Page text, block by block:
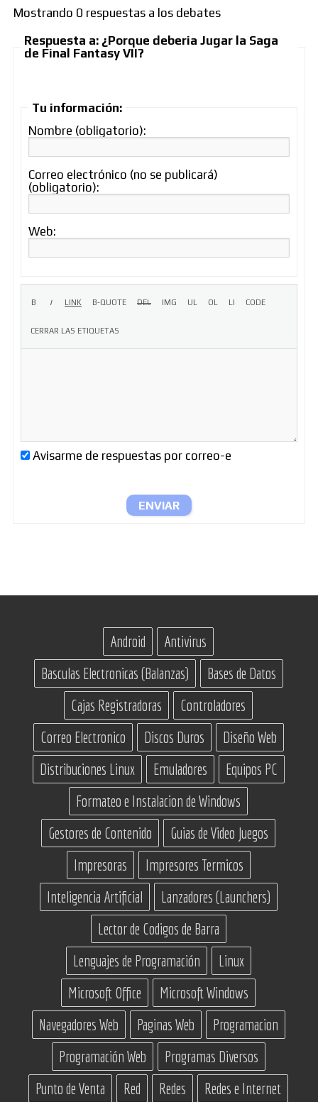
Mostrando 0 respuestas a los debates
Respuesta a: ¿Porque deberia Jugar la Saga
de Final Fantasy VII?
Tu información:
Nombre (obligatorio):
Correo electrónico (no se publicará)
(obligatorio):
Web:
Avisarme de respuestas por correo-e
ENVIAR
Android
Antivirus
Basculas Electronicas (Balanzas)
Bases de Datos
Cajas Registradoras
Controladores
Correo Electronico
Discos Duros
Diseño Web
Distribuciones Linux
Emuladores
Equipos PC
Formateo e Instalacion de Windows
Gestores de Contenido
Guias de Video Juegos
Impresoras
Impresores Termicos
Inteligencia Artificial
Lanzadores (Launchers)
Lector de Codigos de Barra
Lenguajes de Programación
Linux
Microsoft Office
Microsoft Windows
Navegadores Web
Paginas Web
Programacion
Programación Web
Programas Diversos
Punto de Venta
Red Redes
Redes e Internet